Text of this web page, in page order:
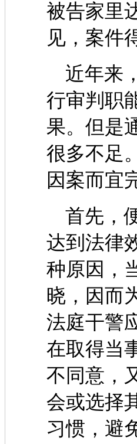
被告家里
见，案件
近年来
行审判职
果。但是
很多不足
因案而宜
首先，
达到法律
种原因，
晓，因而
法庭干警
在取得当
不同意，
会或选择
习惯，避